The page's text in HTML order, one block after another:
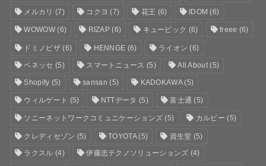
メルカリ (7) コクヨ (7) 花王 (6) IDOM (6)
WOWOW(6) RIZAP (6) キュービック (6) freee (6)
ドミノピザ(6) HENNGE (6) ライオン (6)
ベネッセ (5) スマートニュース (5) All About(5)
Shopify (5) sansan (5) KADOKAWA(5)
ウィルゲート (5) NTTデータ (5) 富士通 (5)
ソニーネットワークコミュニケーションズ (5) カルビー (5)
クレディセゾン (5) TOYOTA(5) 資生堂 (5)
ラクスル (4) 伊藤忠テクノソリューションズ (4)